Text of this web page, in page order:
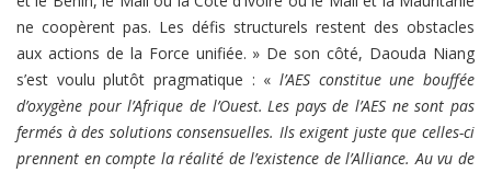
ne coopèrent pas. Les défis structurels restent des obstacles
aux actions de la Force unifiée. » De son côté, Daouda Niang
s’est voulu plutôt pragmatique : « l’AES constitue une bouffée
d’oxygène pour l’Afrique de l’Ouest. Les pays de l’AES ne sont pas
fermés à des solutions consensuelles. Ils exigent juste que celles-ci
prennent en compte la réalité de l’existence de l’Alliance. Au vu de